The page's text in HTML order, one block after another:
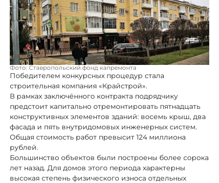
Фото: Ставропольский фонд капремонта
Победителем конкурсных процедур стала
строительная компания «Крайстрой».
В рамках заключённого контракта подрядчику
предстоит капитально отремонтировать пятнадцать
конструктивных элементов зданий: восемь крыш, два
фасада и пять внутридомовых инженерных систем.
Общая стоимость работ превысит 124 миллиона
рублей.
Большинство объектов были построены более сорока
лет назад. Для домов этого периода характерны
высокая степень физического износа отдельных